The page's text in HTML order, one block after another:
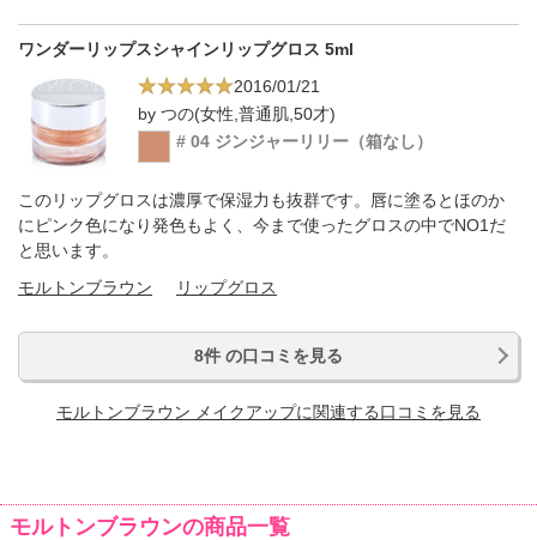
ワンダーリップスシャインリップグロス 5ml
2016/01/21
by つの(女性,普通肌,50才)
# 04 ジンジャーリリー（箱なし）
このリップグロスは濃厚で保湿力も抜群です。唇に塗るとほのか
にピンク色になり発色もよく、今まで使ったグロスの中でNO1だ
と思います。
モルトンブラウン
リップグロス
8件 の口コミを見る
モルトンブラウン メイクアップに関連する口コミを見る
モルトンブラウンの商品一覧